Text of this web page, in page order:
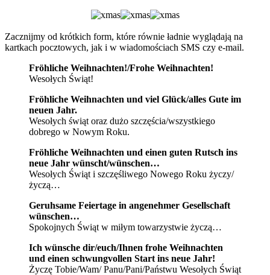
Zacznijmy od krótkich form, które równie ładnie wyglądają na
kartkach pocztowych, jak i w wiadomościach SMS czy e-mail.
Fröhliche Weihnachten!/Frohe Weihnachten!
Wesołych Świąt!
Fröhliche Weihnachten und viel Glück/alles Gute im
neuen Jahr.
Wesołych świąt oraz dużo szczęścia/wszystkiego
dobrego w Nowym Roku.
Fröhliche Weihnachten und einen guten Rutsch ins
neue Jahr wünscht/wünschen…
Wesołych Świąt i szczęśliwego Nowego Roku życzy/
życzą…
Geruhsame Feiertage in angenehmer Gesellschaft
wünschen…
Spokojnych Świąt w miłym towarzystwie życzą…
Ich wünsche dir/euch/Ihnen frohe Weihnachten
und einen schwungvollen Start ins neue Jahr!
Życzę Tobie/Wam/ Panu/Pani/Państwu Wesołych Świąt